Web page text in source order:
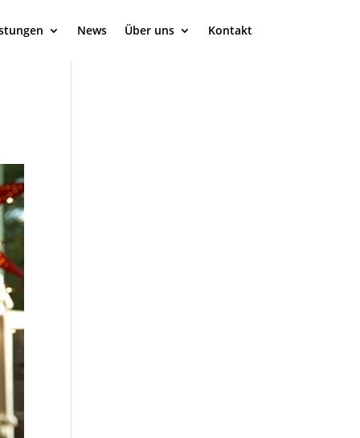
News Über uns Kontakt